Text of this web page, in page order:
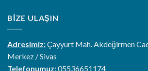
BIZE ULAŞIN
Adresimiz:Çayyurt Mah. Akdeğirmen
Merkez / Sivas
Telefonumuz:05536651174